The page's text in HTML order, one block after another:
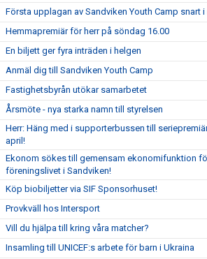
Första upplagan av Sandviken Youth Camp snart i
Hemmapremiär för herr på söndag 16.00
En biljett ger fyra inträden i helgen
Anmäl dig till Sandviken Youth Camp
Fastighetsbyrån utökar samarbetet
Årsmöte - nya starka namn till styrelsen
Herr: Häng med i supporterbussen till
april!
Ekonom sökes till gemensam ekonomifunktion
föreningslivet i Sandviken!
Köp biobiljetter via SIF Sponsorhuset!
Provkväll hos Intersport
Vill du hjälpa till kring våra matcher?
Insamling till UNICEF:s arbete för barn i Ukraina